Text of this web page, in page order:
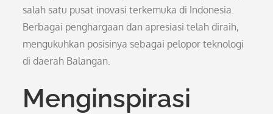
salah satu pusat inovasi terkemuka di Indonesia.
Berbagai penghargaan dan apresiasi telah diraih,
mengukuhkan posisinya sebagai pelopor teknologi
di daerah Balangan.
Menginspirasi